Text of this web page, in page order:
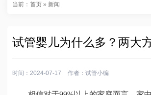
当前： 首页 » 新闻
试管婴儿为什么多？两大
时间：2024-07-17 作者： 试管小编